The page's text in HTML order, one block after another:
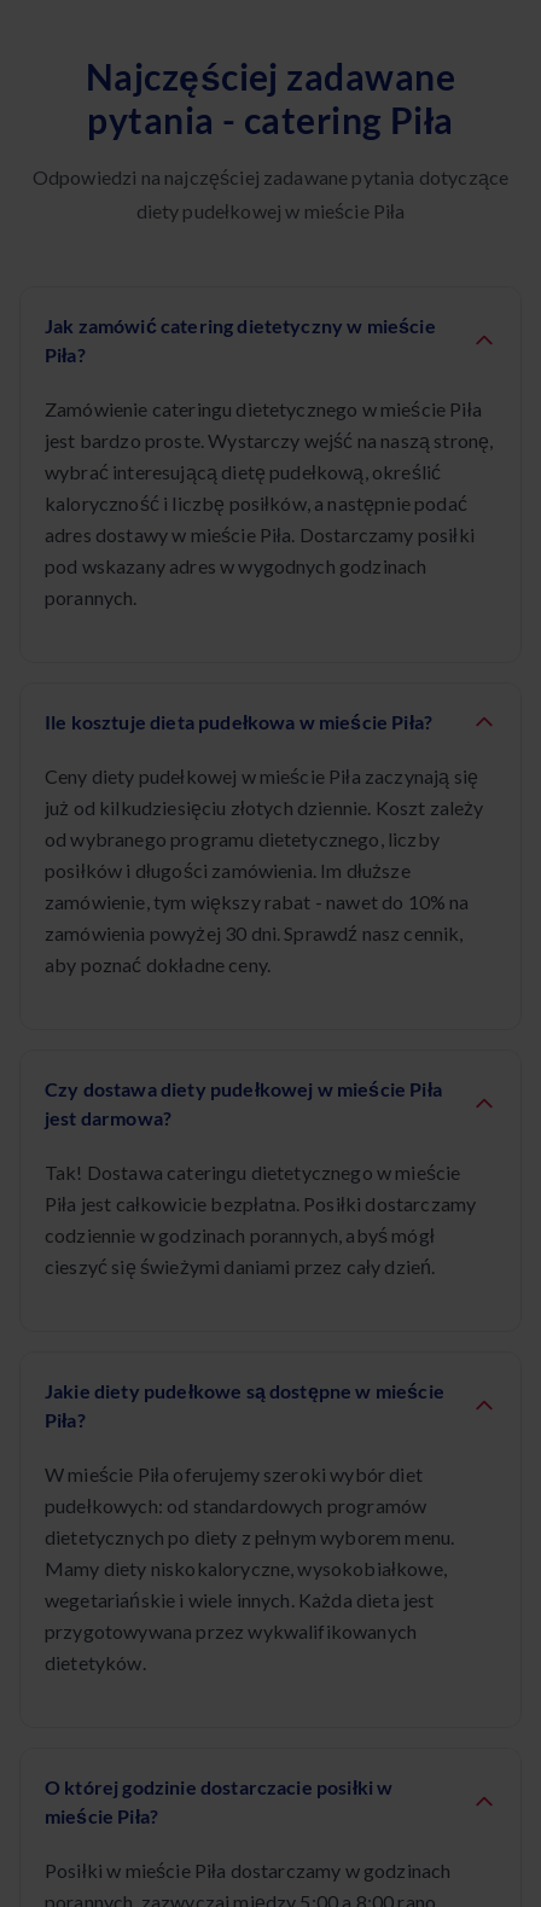
Najczęściej zadawane
pytania - catering Piła
Odpowiedzi na najczęściej zadawane pytania dotyczące
diety pudełkowej w mieście Piła
Jak zamówić catering dietetyczny w mieście
Piła?
Zamówienie cateringu dietetycznego w mieście Piła
jest bardzo proste. Wystarczy wejść na naszą stronę,
wybrać interesującą dietę pudełkową, określić
kaloryczność i liczbę posiłków, a następnie podać
adres dostawy w mieście Piła. Dostarczamy posiłki
pod wskazany adres w wygodnych godzinach
porannych.
Ile kosztuje dieta pudełkowa w mieście Piła?
Ceny diety pudełkowej w mieście Piła zaczynają się
już od kilkudziesięciu złotych dziennie. Koszt zależy
od wybranego programu dietetycznego, liczby
posiłków i długości zamówienia. Im dłuższe
zamówienie, tym większy rabat - nawet do 10% na
zamówienia powyżej 30 dni. Sprawdź nasz cennik,
aby poznać dokładne ceny.
Czy dostawa diety pudełkowej w mieście Piła
jest darmowa?
Tak! Dostawa cateringu dietetycznego w mieście
Piła jest całkowicie bezpłatna. Posiłki dostarczamy
codziennie w godzinach porannych, abyś mógł
cieszyć się świeżymi daniami przez cały dzień.
Jakie diety pudełkowe są dostępne w mieście
Piła?
W mieście Piła oferujemy szeroki wybór diet
pudełkowych: od standardowych programów
dietetycznych po diety z pełnym wyborem menu.
Mamy diety niskokaloryczne, wysokobiałkowe,
wegetariańskie i wiele innych. Każda dieta jest
przygotowywana przez wykwalifikowanych
dietetyków.
O której godzinie dostarczacie posiłki w
mieście Piła?
Posiłki w mieście Piła dostarczamy w godzinach
porannych, zazwyczaj między 5:00 a 8:00 rano.